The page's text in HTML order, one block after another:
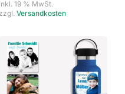
inkl. 19 % MwSt.
zzgl. Versandkosten